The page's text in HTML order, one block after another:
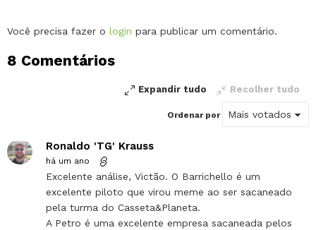
Deixe
comentário
Você precisa fazer o login para publicar um comentário.
8 Comentários
Expandir tudo Recolher tudo
Ordenar por
Ronaldo 'TG' Krauss
há um ano
Excelente análise, Victão. O Barrichello é um
excelente piloto que virou meme ao ser sacaneado
pela turma do Casseta&Planeta.
A Petro é uma excelente empresa sacaneada pelos